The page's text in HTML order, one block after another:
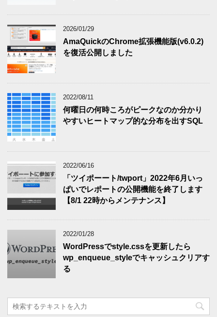
2026/01/29
AmaQuickのChrome拡張機能版(v6.0.2)
を復活公開しました
2022/08/11
何曜日の何時ころがピークなのか分かり
やすいヒートマップ的な分布を出すSQL
2022/06/16
「ツイポーート/twport」2022年6月いっ
ぱいでレポートの公開機能を終了します
【8/1 22時からメンテナンス】
2022/01/28
WordPressでstyle.cssを更新したら
wp_enqueue_styleでキャッシュクリアす
る